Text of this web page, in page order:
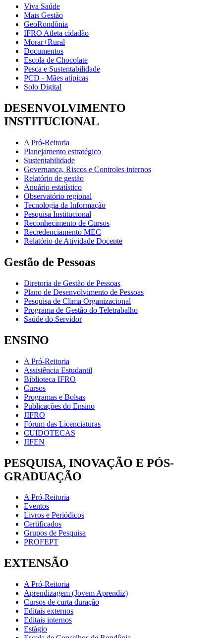
Viva Saúde
Mais Gestão
GeoRondônia
IFRO Atleta cidadão
Morar+Rural
Documentos
Escola de Chocolate
Pesca e Sustentabilidade
PCD - Mães atípicas
Solo Digital
DESENVOLVIMENTO
INSTITUCIONAL
A Pró-Reitoria
Planejamento estratégico
Sustentabilidade
Governança, Riscos e Controles internos
Relatório de gestão
Anuário estatístico
Observatório regional
Tecnologia da Informação
Pesquisa Institucional
Reconhecimento de Cursos
Recredenciamento MEC
Relatório de Atividade Docente
Gestão de Pessoas
Diretoria de Gestão de Pessoas
Plano de Desenvolvimento de Pessoas
Pesquisa de Clima Organizacional
Programa de Gestão do Teletrabalho
Saúde do Servidor
ENSINO
A Pró-Reitoria
Assistência Estudantil
Biblioteca IFRO
Cursos
Programas e Bolsas
Publicações do Ensino
JIFRO
Fórum das Licenciaturas
CUIDOTECAS
JIFEN
PESQUISA, INOVAÇÃO E PÓS-
GRADUAÇÃO
A Pró-Reitoria
Eventos
Livros e Periódicos
Certificados
Grupos de Pesquisa
PROFEPT
EXTENSÃO
A Pró-Reitoria
Aprendizagem (Jovem Aprendiz)
Cursos de curta duração
Editais externos
Editais internos
Estágio